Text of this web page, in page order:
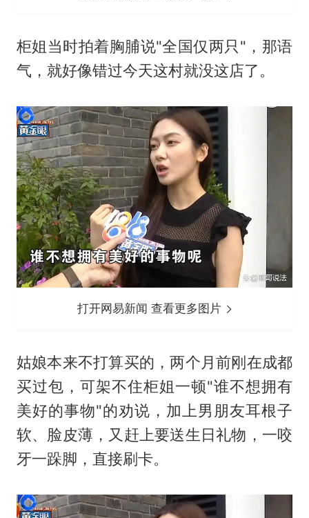
柜姐当时拍着胸脯说"全国仅两只"，那语
气，就好像错过今天这村就没这店了。
打开网易新闻 查看更多图片
姑娘本来不打算买的，两个月前刚在成都
买过包，可架不住柜姐一顿"谁不想拥有
美好的事物"的劝说，加上男朋友耳根子
软、脸皮薄，又赶上要送生日礼物，一咬
牙一跺脚，直接刷卡。